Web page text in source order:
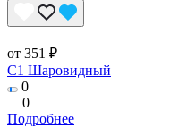
от 351 ₽
C1 Шаровидный
0
0
Подробнее